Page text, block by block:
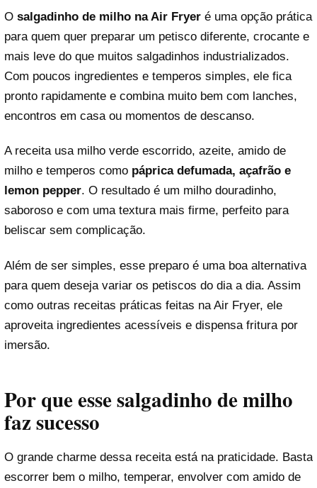
O salgadinho de milho na Air Fryer é uma opção prática
para quem quer preparar um petisco diferente, crocante e
mais leve do que muitos salgadinhos industrializados.
Com poucos ingredientes e temperos simples, ele fica
pronto rapidamente e combina muito bem com lanches,
encontros em casa ou momentos de descanso.
A receita usa milho verde escorrido, azeite, amido de
milho e temperos como páprica defumada, açafrão e
lemon pepper. O resultado é um milho douradinho,
saboroso e com uma textura mais firme, perfeito para
beliscar sem complicação.
Além de ser simples, esse preparo é uma boa alternativa
para quem deseja variar os petiscos do dia a dia. Assim
como outras receitas práticas feitas na Air Fryer, ele
aproveita ingredientes acessíveis e dispensa fritura por
imersão.
Por que esse salgadinho de milho
faz sucesso
O grande charme dessa receita está na praticidade. Basta
escorrer bem o milho, temperar, envolver com amido de